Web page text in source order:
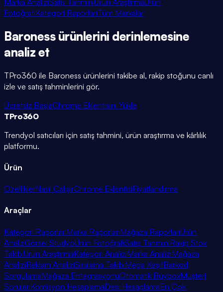
FotoğrafıKategori RaporlarıTüm Markalar
Baronessürünlerini derinlemesine
analiz et
TPro360 ile Baroness ürünlerini takibe al, rakip stoğunu canlı
izle ve satış tahminlerini gör.
Ücretsiz BaşlaChrome Eklentisini Yükle
TPro360
Trendyol satıcıları için satış tahmini, ürün araştırma ve kârlılık
platformu.
Ürün
ÖzelliklerNasıl ÇalışırChrome EklentisiFiyatlandırma
Araçlar
Kategori RaporlarıMarka RaporlarıMağaza RaporlarıÜrün
AnalizGörsel StüdyoÜrün FotoğrafıSatış TahminiRakip Stok
TakibiÜrün AraştırmaKategori AnaliziMarka AnaliziMağaza
AnaliziReklam AnaliziSıralama TakibiMega KeşifBarkod
SorgulamaMağaza EntegrasyonuOtomatik BuyboxMüşteri
SorularıKomisyon HesaplamaDesi HesaplamaEn Çok